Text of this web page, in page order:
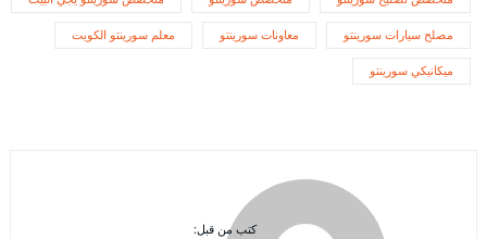
مصلح سيارات سورينتو معاونات سورينتو معلم سورينتو الكويت
ميكانيكي سورينتو
كتب من قبل: